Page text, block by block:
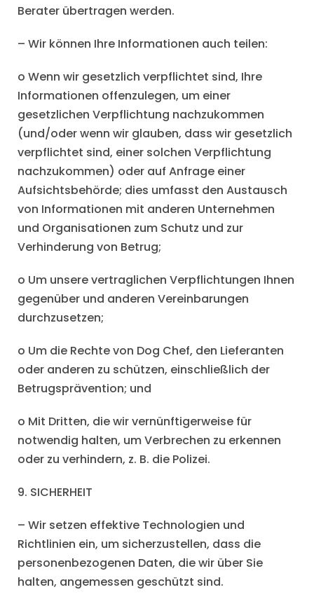
Berater übertragen werden.
– Wir können Ihre Informationen auch teilen:
o Wenn wir gesetzlich verpflichtet sind, Ihre
Informationen offenzulegen, um einer
gesetzlichen Verpflichtung nachzukommen
(und/oder wenn wir glauben, dass wir gesetzlich
verpflichtet sind, einer solchen Verpflichtung
nachzukommen) oder auf Anfrage einer
Aufsichtsbehörde; dies umfasst den Austausch
von Informationen mit anderen Unternehmen
und Organisationen zum Schutz und zur
Verhinderung von Betrug;
o Um unsere vertraglichen Verpflichtungen Ihnen
gegenüber und anderen Vereinbarungen
durchzusetzen;
o Um die Rechte von Dog Chef, den Lieferanten
oder anderen zu schützen, einschließlich der
Betrugsprävention; und
o Mit Dritten, die wir vernünftigerweise für
notwendig halten, um Verbrechen zu erkennen
oder zu verhindern, z. B. die Polizei.
9. SICHERHEIT
– Wir setzen effektive Technologien und
Richtlinien ein, um sicherzustellen, dass die
personenbezogenen Daten, die wir über Sie
halten, angemessen geschützt sind.